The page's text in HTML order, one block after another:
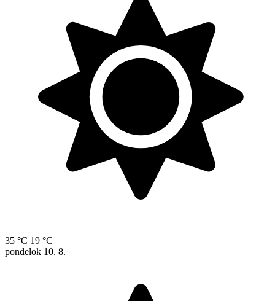
35 °C 19 °C
pondelok 10. 8.